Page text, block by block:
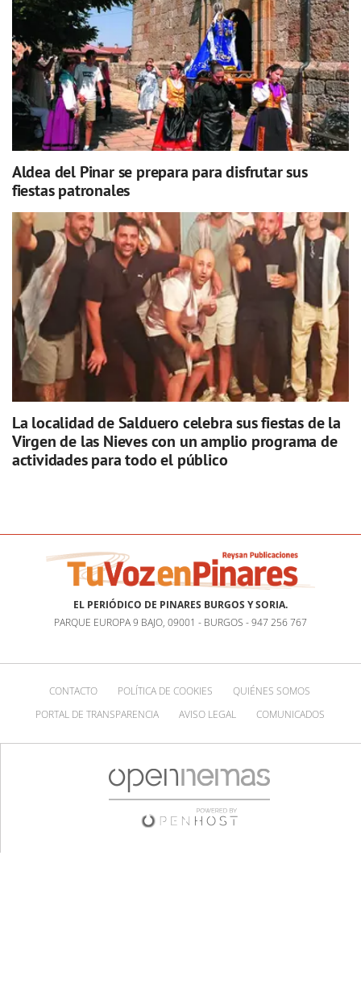
Aldea del Pinar se prepara para disfrutar sus
fiestas patronales
La localidad de Salduero celebra sus fiestas de la
Virgen de las Nieves con un amplio programa de
actividades para todo el público
EL PERIÓDICO DE PINARES BURGOS Y SORIA.
PARQUE EUROPA 9 BAJO, 09001 - BURGOS - 947 256 767
CONTACTO POLÍTICA DE COOKIES
QUIÉNES SOMOS
PORTAL DE TRANSPARENCIA
AVISO LEGAL COMUNICADOS